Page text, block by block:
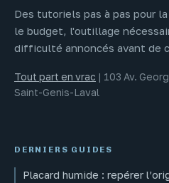
Des tutoriels pas à pas pour
le budget, l'outillage
difficulté annoncés avant de
Tout part en vrac | 103 Av.
Saint-Genis-Laval
DERNIERS GUIDES
Placard humide : repérer